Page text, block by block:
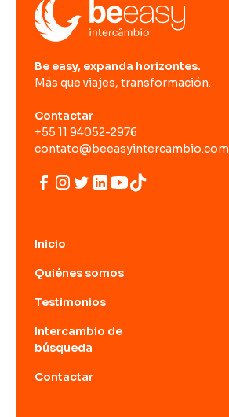
Be easy, expanda horizontes.
Más que viajes, transformación.
Contactar
+55 11 94052-2976
contato@beeasyintercambio.com
Inicio
Quiénes somos
Testimonios
Intercambio de
búsqueda
Contactar